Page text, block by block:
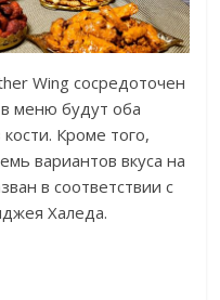
Wing сосредоточен
меню будут оба
Кроме того,
вариантов вкуса на
в соответствии с
Халеда.